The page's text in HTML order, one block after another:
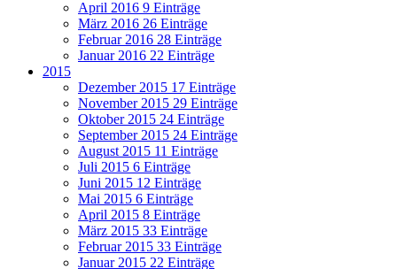
April 2016 9 Einträge
März 2016 26 Einträge
Februar 2016 28 Einträge
Januar 2016 22 Einträge
2015
Dezember 2015 17 Einträge
November 2015 29 Einträge
Oktober 2015 24 Einträge
September 2015 24 Einträge
August 2015 11 Einträge
Juli 2015 6 Einträge
Juni 2015 12 Einträge
Mai 2015 6 Einträge
April 2015 8 Einträge
März 2015 33 Einträge
Februar 2015 33 Einträge
Januar 2015 22 Einträge